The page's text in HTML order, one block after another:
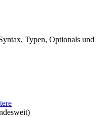
Typen, Optionals und